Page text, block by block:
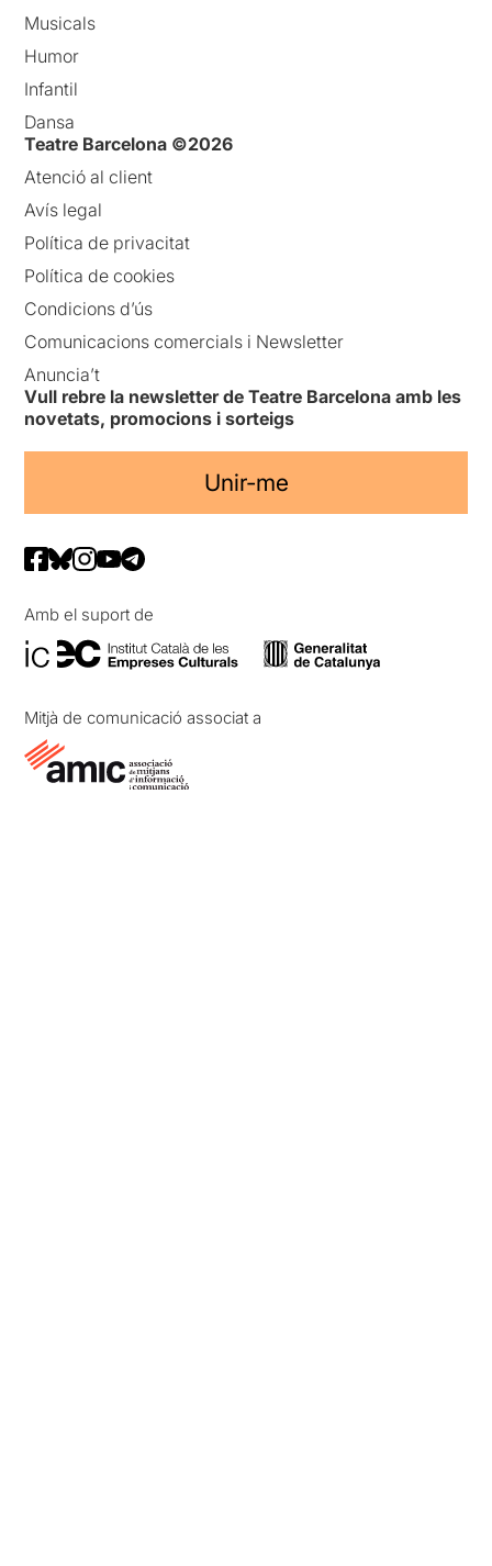
Musicals
Humor
Infantil
Dansa
Teatre Barcelona ©2026
Atenció al client
Avís legal
Política de privacitat
Política de cookies
Condicions d’ús
Comunicacions comercials i Newsletter
Anuncia’t
Vull rebre la newsletter de Teatre Barcelona amb les
novetats, promocions i sorteigs
Unir-me
Amb el suport de
Mitjà de comunicació associat a